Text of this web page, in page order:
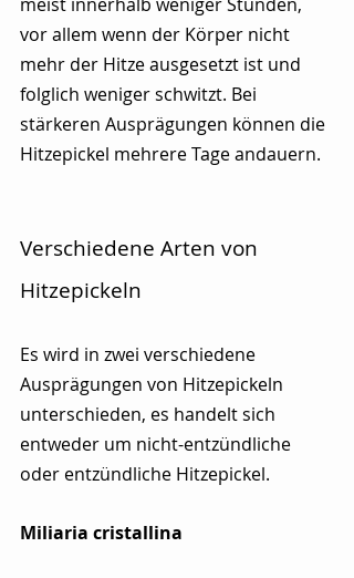
vor allem wenn der Körper nicht
mehr der Hitze ausgesetzt ist und
folglich weniger schwitzt. Bei
stärkeren Ausprägungen können die
Hitzepickel mehrere Tage andauern.
Verschiedene Arten von
Hitzepickeln
Es wird in zwei verschiedene
Ausprägungen von Hitzepickeln
unterschieden, es handelt sich
entweder um nicht-entzündliche
oder entzündliche Hitzepickel.
Miliaria cristallina